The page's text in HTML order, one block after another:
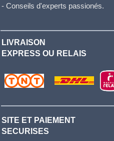
- Conseils d'experts passionés.
LIVRAISON
EXPRESS OU RELAIS
SITE ET PAIEMENT
SECURISES